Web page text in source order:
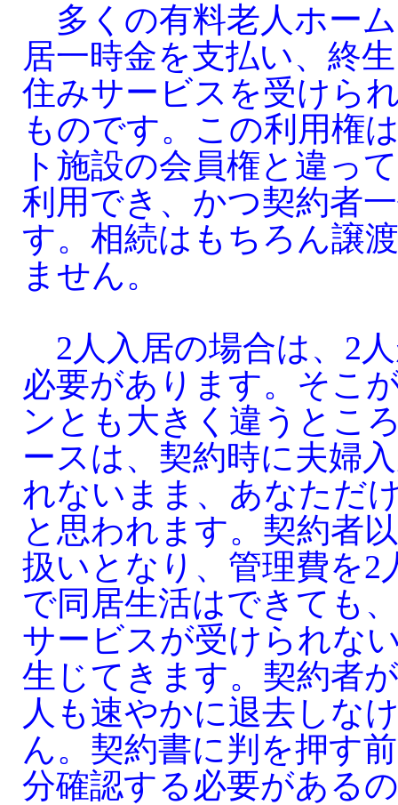
多くの有料老人ホー
居一時金を支払い、終
住みサービスを受けら
ものです。この利用権
ト施設の会員権と違っ
利用でき、かつ契約者
す。相続はもちろん譲
ません。
2人入居の場合は、2
必要があります。そこ
ンとも大きく違うとこ
ースは、契約時に夫婦
れないまま、あなただ
と思われます。契約者
扱いとなり、管理費を2
で同居生活はできても
サービスが受けられな
生じてきます。契約者
人も速やかに退去しな
ん。契約書に判を押す
分確認する必要がある